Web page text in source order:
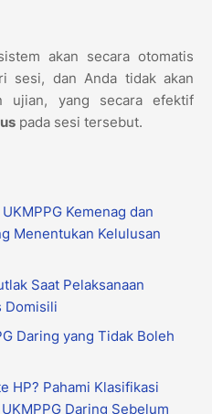
akan secara otomatis
sesi, dan Anda tidak akan
ujian, yang secara efektif
pada sesi tersebut.
Kemenag dan
Menentukan Kelulusan
Saat Pelaksanaan
Domisili
Daring yang Tidak Boleh
HP? Pahami Klasifikasi
Daring Sebelum